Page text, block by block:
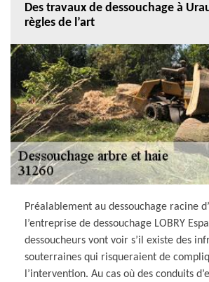
Des travaux de dessouchage à
règles de l’art
Préalablement au dessouchage racine
l’entreprise de dessouchage LOBRY
dessoucheurs vont voir s’il existe des
souterraines qui risqueraient de
l’intervention. Au cas où des conduits